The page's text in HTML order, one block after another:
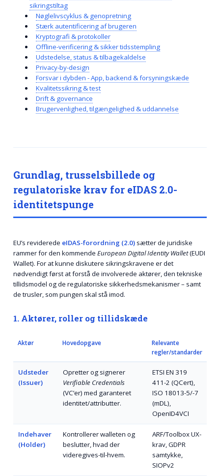
Grundlag, trusselsbillede og
regulatoriske krav for eIDAS 2.0-
identitetspunge
EU’s reviderede eIDAS-forordning (2.0)sætter de juridiske
rammer for den kommende European Digital Identity Wallet(EUDI
Wallet). For at kunne diskutere sikringskravene er det
nødvendigt først at forstå de involverede aktører, den tekniske
tillidsmodel og de regulatoriske sikkerhedsmekanismer – samt
de trusler, som pungen skal stå imod.
1. Aktører, roller og tillidskæde
Aktør Hovedopgave
Relevante
regler/standarder
Udsteder
(Issuer)
Opretter og signerer
Verifiable Credentials
(VC’er) med garanteret
identitet/attributter.
ETSI EN 319
411-2 (QCert),
ISO 18013-5/-7
(mDL),
OpenID4VCI
Indehaver
(Holder)
Kontrollerer walleten og
beslutter, hvad der
videregives-til-hvem.
ARF/Toolbox UX-
krav, GDPR
samtykke,
SIOPv2
sikringstiltag
Nøglelivscyklus & genopretning
Stærk autentificering af brugeren
Kryptografi & protokoller
Offline-verificering & sikker tidsstempling
Udstedelse, status & tilbagekaldelse
Privacy-by-design
Forsvar i dybden - App, backend & forsyningskæde
Kvalitetssikring & test
Drift & governance
Brugervenlighed, tilgængelighed & uddannelse